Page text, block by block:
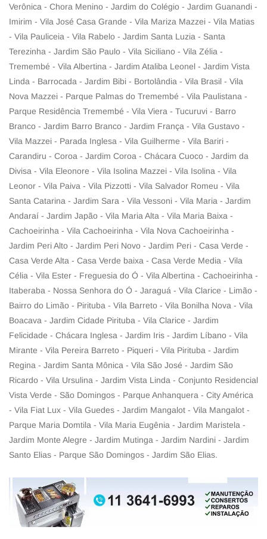
Verônica - Chora Menino - Jardim do Colégio - Jardim Guanandi -
Imirim - Vila José Casa Grande - Vila Mariza Mazzei - Vila Matias
- Vila Pauliceia - Vila Rabelo - Jardim Santa Luzia - Santa
Terezinha - Jardim São Paulo - Vila Siciliano - Vila Zélia -
Tremembé - Vila Albertina - Jardim Ataliba Leonel - Jardim Vista
Linda - Barrocada - Jardim Bibi - Bortolândia - Vila Brasil - Vila
Nova Mazzei - Parque Palmas do Tremembé - Vila Paulistana -
Parque Residência Tremembé - Vila Viera - Tucuruvi - Barro
Branco - Jardim Barro Branco - Jardim França - Vila Gustavo -
Vila Mazzei - Parada Inglesa - Vila Guilherme - Vila Bariri -
Carandiru - Coroa - Jardim Coroa - Chácara Cuoco - Jardim da
Divisa - Vila Eleonore - Vila Isolina Mazzei - Vila Isolina - Vila
Leonor - Vila Paiva - Vila Pizzotti - Vila Salvador Romeu - Vila
Santa Catarina - Jardim Sara - Vila Vessoni - Vila Maria - Jardim
Andaraí - Jardim Japão - Vila Maria Alta - Vila Maria Baixa -
Cachoeirinha - Vila Cachoeirinha - Vila Nova Cachoeirinha -
Jardim Peri Alto - Jardim Peri Novo - Jardim Peri - Casa Verde -
Casa Verde Alta - Casa Verde baixa - Casa Verde Media - Vila
Célia - Vila Ester - Freguesia do Ó - Vila Albertina - Cachoeirinha -
Itaberaba - Nossa Senhora do Ó - Jaraguá - Vila Clarice - Limão -
Bairro do Limão - Pirituba - Vila Barreto - Vila Bonilha Nova - Vila
Boacava - Jardim Cidade Pirituba - Vila Clarice - Jardim
Felicidade - Chácara Inglesa - Jardim Iris - Jardim Líbano - Vila
Mirante - Vila Pereira Barreto - Piqueri - Vila Pirituba - Jardim
Regina - Jardim Santa Mônica - Vila São José - Jardim São
Ricardo - Vila Ursulina - Jardim Vista Linda - Conjunto Residencial
Vista Verde - São Domingos - Parque Anhanquera - City América
- Vila Fiat Lux - Vila Guedes - Jardim Mangalot - Vila Mangalot -
Parque Maria Domtila - Vila Maria Eugênia - Jardim Maristela -
Jardim Monte Alegre - Jardim Mutinga - Jardim Nardini - Jardim
Santo Elias - Parque São Domingos - Jardim São Elias.